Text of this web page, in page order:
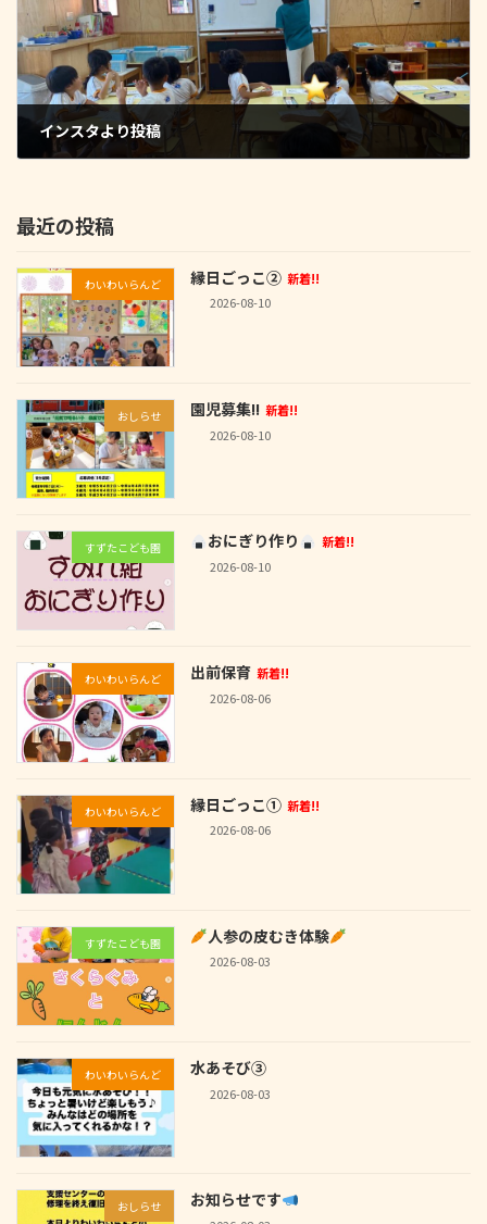
インスタより投稿
最近の投稿
わいわいらんど 縁日ごっこ② 新着!!
2026-08-10
おしらせ 園児募集!! 新着!!
2026-08-10
すずたこども園 おにぎり作り
新着!!
2026-08-10
わいわいらんど 出前保育 新着!!
2026-08-06
わいわいらんど 縁日ごっこ① 新着!!
2026-08-06
すずたこども園 人参の皮むき体験
2026-08-03
わいわいらんど 水あそび③
2026-08-03
おしらせ お知らせです